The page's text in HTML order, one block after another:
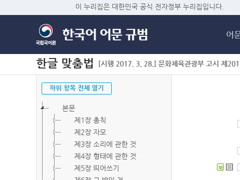
이 누리집은 대한민국 공식 전자정부 누리집입니다.
어
한글 맞춤법 [시행 2017. 3. 28.] 문화체육관광부 고시 제
하위 항목 전체 열기
본문
제1장 총칙
제2장 자모
제3장 소리에 관한 것
제4장 형태에 관한 것
제5장 띄어쓰기
북